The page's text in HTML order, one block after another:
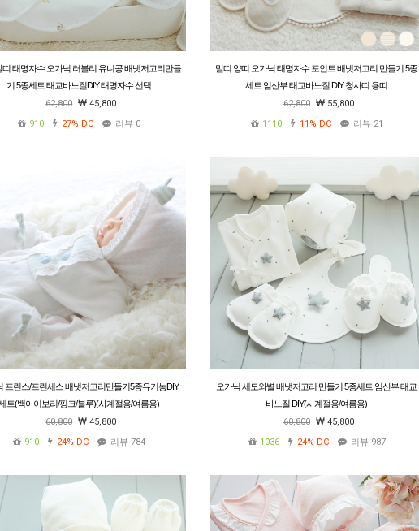
띠 태명자수 오가닉 러블리 유니콩 배냇저고리만들
기 5종세트 태교바느질DIY 태명자수 선택
62,800
45,800
910
27% DC 리뷰 0
말띠 양띠 오가닉 태명자수 포인트 배냇저고리 만들기 5종
세트 임산부 태교바느질 DIY 청사띠 용띠
62,800
55,800
1110
11% DC 리뷰 21
프린스/프린세스 배냇저고리만들기5종유기농DIY
트(백아이보리/핑크/블루)(사계절용/여름용)
60,800
45,800
910
24% DC 리뷰 784
오가닉 세모와별 배냇저고리 만들기 5종세트 임산부 태교
바느질 DIY(사계절용/여름용)
60,800
45,800
1036
24% DC 리뷰 987